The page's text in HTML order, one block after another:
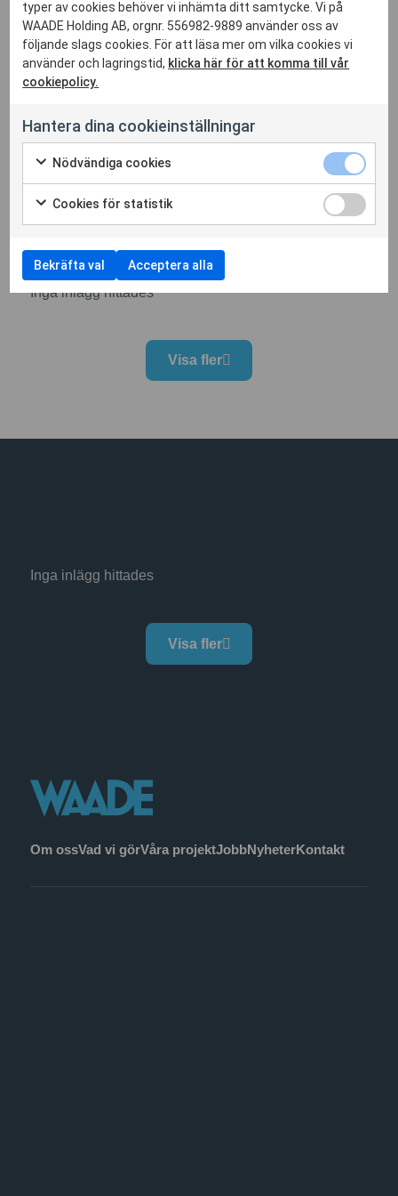
Arbetsroller jag kan utföra
Entrepenadingenjör
Produktionsledare
Produktionsplanerare
Projekteringsledare
Projektledare
Projekt
Inga inlägg hittades
Visa fler
Inga inlägg hittades
Visa fler
Om ossVad vi görVåra projektJobbNyheterKontakt
typer av cookies behöver vi inhämta ditt samtycke. Vi på
WAADE Holding AB, orgnr. 556982-9889 använder oss av
följande slags cookies. För att läsa mer om vilka cookies vi
använder och lagringstid, klicka här för att komma till vår
cookiepolicy.
Hantera dina cookieinställningar
Nödvändiga cookies
Cookies för statistik
Bekräfta val Acceptera alla